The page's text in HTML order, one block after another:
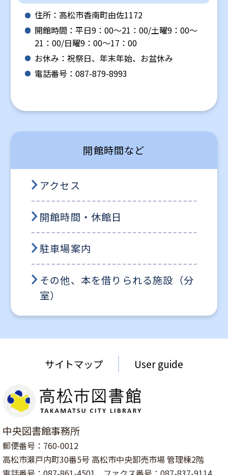
住所：高松市香南町由佐1172
開館時間：平日9：00～21：00/土曜9：00～
21：00/日曜9：00～17：00
お休み：祝祭日、年末年始、お盆休み
電話番号：087-879-8993
開館時間など
アクセス
開館時間・休館日
駐車場案内
その他、本を借りられる施設（分
室）
サイトマップ User guide
中央図書館事務所
郵便番号：760-0012
高松市瀬戸内町30番5号 高松市中央卸売市場 管理棟2階